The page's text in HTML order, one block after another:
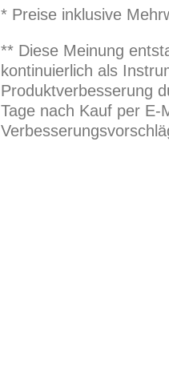
* Preise inklusive
** Diese Meinung
kontinuierlich als
Produktverbesserung
Tage nach Kauf per E-